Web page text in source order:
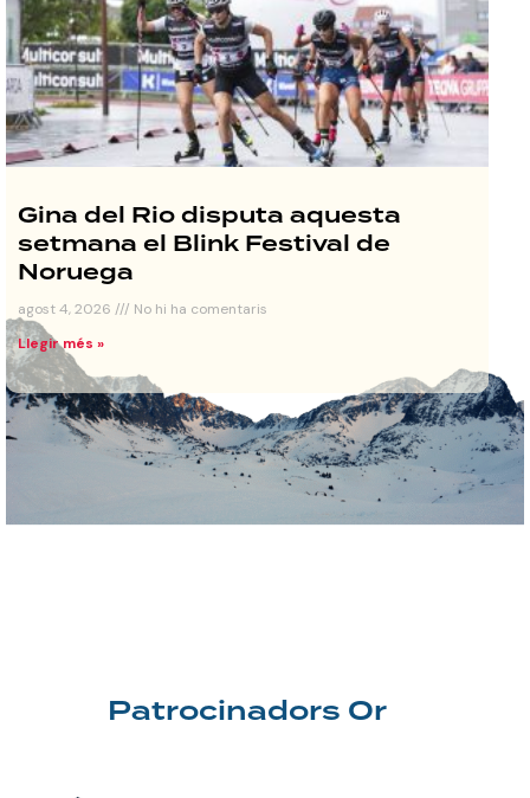
Gina del Rio disputa aquesta
setmana el Blink Festival de
Noruega
agost 4, 2026
No hi ha comentaris
Llegir més »
Patrocinadors Or